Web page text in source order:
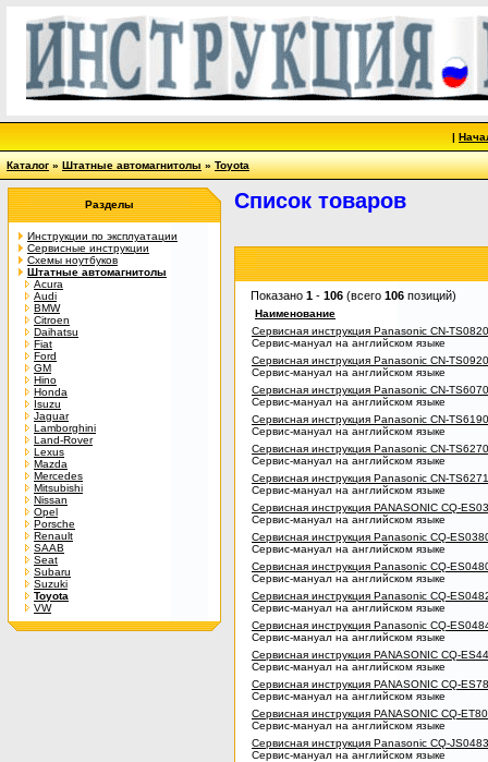
|
Каталог»Штатные автомагнитолы»Toyota
Разделы
Инструкции по эксплуатации
Сервисные инструкции
Схемы ноутбуков
Штатные автомагнитолы
Acura
Audi
BMW
Citroen
Daihatsu
Fiat
Ford
GM
Hino
Honda
Isuzu
Jaguar
Lamborghini
Land-Rover
Lexus
Mazda
Mercedes
Mitsubishi
Nissan
Opel
Porsche
Renault
SAAB
Seat
Subaru
Suzuki
Toyota
VW
Список товаров
Показано 1 - 106 (всего 106 позиций)
Наименование
Сервисная инструкция Panasonic CN-
Сервис-мануал на английском языке
Сервисная инструкция Panasonic CN-
Сервис-мануал на английском языке
Сервисная инструкция Panasonic CN-TS6070
Сервис-мануал на английском языке
Сервисная инструкция Panasonic CN-TS6190
Сервис-мануал на английском языке
Сервисная инструкция Panasonic CN-
Сервис-мануал на английском языке
Сервисная инструкция Panasonic CN-TS6271
Сервис-мануал на английском языке
Сервисная инструкция PANASONIC CQ-
Сервис-мануал на английском языке
Сервисная инструкция Panasonic CQ-
Сервис-мануал на английском языке
Сервисная инструкция Panasonic CQ-
Сервис-мануал на английском языке
Сервисная инструкция Panasonic CQ-
Сервис-мануал на английском языке
Сервисная инструкция Panasonic CQ-
Сервис-мануал на английском языке
Сервисная инструкция PANASONIC CQ-
Сервис-мануал на английском языке
Сервисная инструкция PANASONIC CQ-
Сервис-мануал на английском языке
Сервисная инструкция PANASONIC CQ-
Сервис-мануал на английском языке
Сервисная инструкция Panasonic CQ-
Сервис-мануал на английском языке